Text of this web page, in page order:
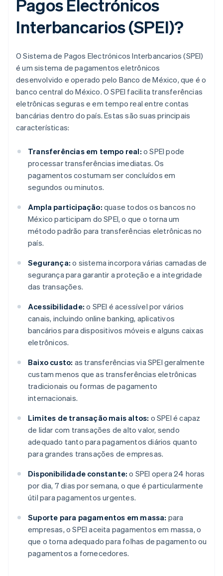
Pagos Electrónicos
Interbancarios (SPEI)?
O Sistema de Pagos Electrónicos Interbancarios (SPEI)
é um sistema de pagamentos eletrônicos
desenvolvido e operado pelo Banco de México, que é o
banco central do México. O SPEI facilita transferências
eletrônicas seguras e em tempo real entre contas
bancárias dentro do país. Estas são suas principais
características:
Transferências em tempo real: o SPEI pode
processar transferências imediatas. Os
pagamentos costumam ser concluídos em
segundos ou minutos.
Ampla participação: quase todos os bancos no
México participam do SPEI, o que o torna um
método padrão para transferências eletrônicas no
país.
Segurança: o sistema incorpora várias camadas de
segurança para garantir a proteção e a integridade
das transações.
Acessibilidade: o SPEI é acessível por vários
canais, incluindo online banking, aplicativos
bancários para dispositivos móveis e alguns caixas
eletrônicos.
Baixo custo: as transferências via SPEI geralmente
custam menos que as transferências eletrônicas
tradicionais ou formas de pagamento
internacionais.
Limites de transação mais altos: o SPEI é capaz
de lidar com transações de alto valor, sendo
adequado tanto para pagamentos diários quanto
para grandes transações de empresas.
Disponibilidade constante: o SPEI opera 24 horas
por dia, 7 dias por semana, o que é particularmente
útil para pagamentos urgentes.
Suporte para pagamentos em massa: para
empresas, o SPEI aceita pagamentos em massa, o
que o torna adequado para folhas de pagamento ou
pagamentos a fornecedores.